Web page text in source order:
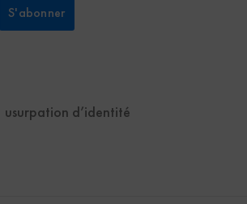
usurpation d’identité